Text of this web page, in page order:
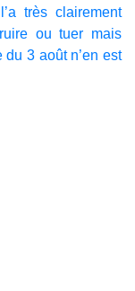
très clairement
ou tuer mais
3 août n’en est